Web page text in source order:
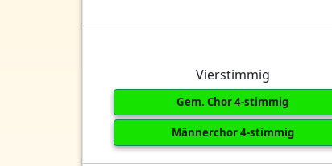
Vierstimmig
Gem. Chor 4-stimmig
Männerchor 4-stimmig